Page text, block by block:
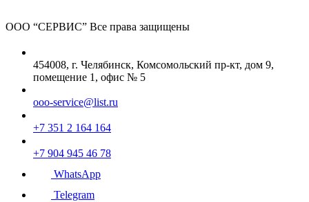
ООО “СЕРВИС” Все права защищены
454008, г. Челябинск, Комсомольский пр-кт, дом 9,
помещение 1, офис № 5
ooo-service@list.ru
+7 351 2 164 164
+7 904 945 46 78
WhatsApp
Telegram